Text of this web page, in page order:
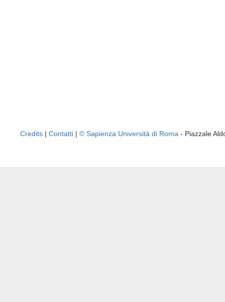
Credits | Contatti | © Sapienza Università di Roma - Piazzale